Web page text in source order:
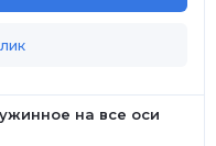
на все оси